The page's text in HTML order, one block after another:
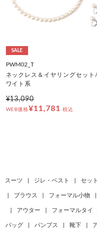
SALE
PWM02_T
ネックレス＆イヤリングセット
ワイト系
¥13,090
WEB価格¥11,781 税込
スーツ ジレ・ベスト セッ
ブラウス フォーマル小物
アウター フォーマルタイ
バッグ パンプス 靴下